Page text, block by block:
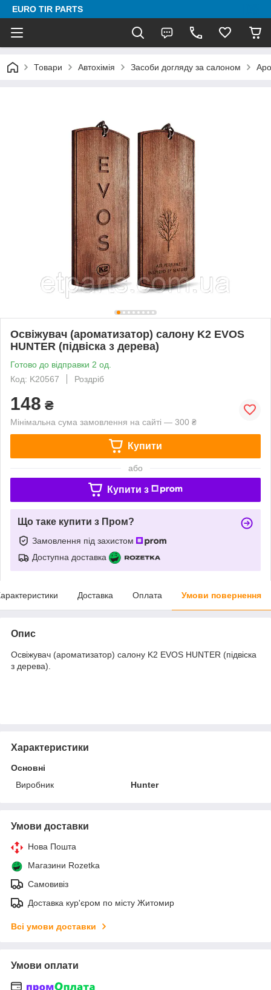
EURO TIR PARTS
Товари Автохімія Засоби догляду за салоном
Освіжувач (ароматизатор) салону K2 EVOS
HUNTER (підвіска з дерева)
Готово до відправки 2 од.
Код: K20567
Роздріб
148 ₴
Мінімальна сума замовлення на сайті — 300 ₴
Купити
або
Купити з
Що таке купити з Пром?
Замовлення під захистом
Доступна доставка
Доставка Оплата Умови повернення
Опис
Освіжувач (ароматизатор) салону K2 EVOS HUNTER (підвіска
з дерева).
Характеристики
Основні
Виробник
Hunter
Умови доставки
Нова Пошта
Магазини Rozetka
Самовивіз
Доставка кур'єром по місту Житомир
Всі умови доставки
Умови оплати